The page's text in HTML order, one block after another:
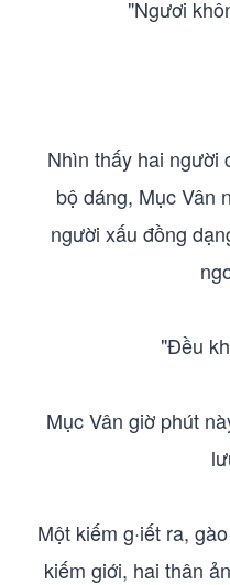
"Ngươi
Nhìn thấy hai người
bộ dáng, Mục Vân
người xấu đồng
"Đều
Mục Vân giờ phút
Một kiếm g·iết ra,
kiếm giới, hai thân